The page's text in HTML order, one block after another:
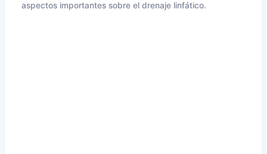
aspectos importantes sobre el drenaje linfático.